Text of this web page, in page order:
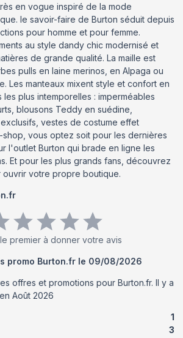
en vogue inspiré de la mode
le savoir-faire de Burton séduit depuis
pour homme et pour femme.
au style dandy chic modernisé et
de grande qualité. La maille est
pulls en laine merinos, en Alpaga ou
Les manteaux mixent style et confort en
plus intemporelles : imperméables
blousons Teddy en suédine,
vestes de costume effet
shop, vous optez soit pour les dernières
l'outlet Burton qui brade en ligne les
Et pour les plus grands fans, découvrez
ouvrir votre propre boutique.
premier à donner votre avis
promo Burton.fr le 09/08/2026
offres et promotions pour Burton.fr. Il y a
Août 2026
1
3